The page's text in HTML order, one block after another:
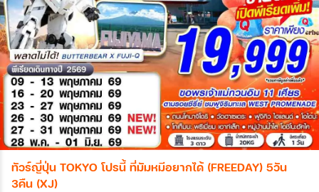
ทัวร์ญี่ปุ่น TOKYO โปรนี้ ที่มัมหมีอยากได้ (FREEDAY) 5วัน
3คืน (XJ)